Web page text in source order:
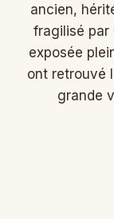
ancien,
fragilisé par
exposée
ont retrouvé
grande